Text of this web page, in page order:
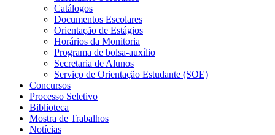
Catálogos
Documentos Escolares
Orientação de Estágios
Horários da Monitoria
Programa de bolsa-auxílio
Secretaria de Alunos
Serviço de Orientação Estudante (SOE)
Concursos
Processo Seletivo
Biblioteca
Mostra de Trabalhos
Notícias